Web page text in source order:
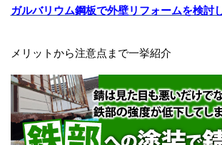
ガルバリウム鋼板で外壁リフォームを検討
メリットから注意点まで一挙紹介